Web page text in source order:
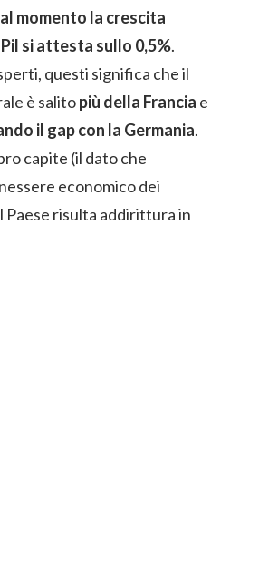
al momento la crescita
si attesta sullo 0,5%.
questi significa che il
è salitopiù della Francia e
il gap con la Germania.
capite (il dato che
economico dei
Paese risulta addirittura in